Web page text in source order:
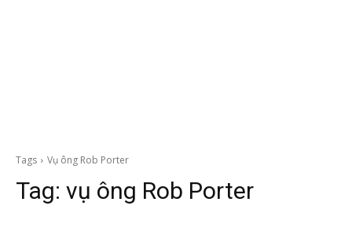
Tags Vụ ông Rob Porter
Tag: vụ ông Rob Porter